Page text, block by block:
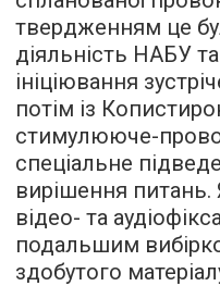
твердженням це
діяльність НАБУ
ініціювання
потім із
стимулююче-
спеціальне
вирішення питань.
відео- та
подальшим
здобутого